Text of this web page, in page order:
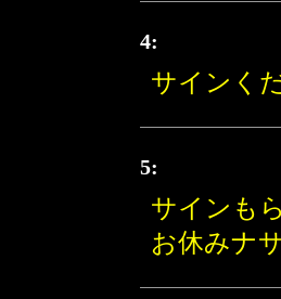
4:
サインく
5:
サインも
お休みナ